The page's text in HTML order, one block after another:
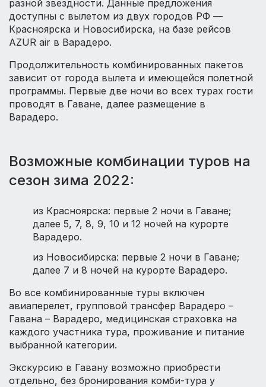
разной звездности. Данные предложения
доступны с вылетом из двух городов РФ —
Красноярска и Новосибирска, на базе рейсов
AZUR air в Варадеро.
Продолжительность комбинированных пакетов
зависит от города вылета и имеющейся полетной
программы. Первые две ночи во всех турах гости
проводят в Гаване, далее размещение в
Варадеро.
Возможные комбинации туров на
сезон зима 2022:
из Красноярска: первые 2 ночи в Гаване;
далее 5, 7, 8, 9, 10 и 12 ночей на курорте
Варадеро.
из Новосибирска: первые 2 ночи в Гаване;
далее 7 и 8 ночей на курорте Варадеро.
Во все комбинированные туры включен
авиаперелет, групповой трансфер Варадеро –
Гавана – Варадеро, медицинская страховка на
каждого участника тура, проживание и питание
выбранной категории.
Экскурсию в Гавану возможно приобрести
отдельно, без бронирования комби-тура у